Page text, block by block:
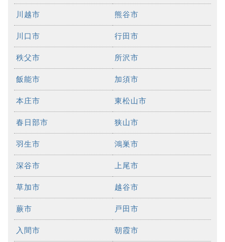
川越市 熊谷市
川口市 行田市
秩父市 所沢市
飯能市 加須市
本庄市 東松山市
春日部市 狭山市
羽生市 鴻巣市
深谷市 上尾市
草加市 越谷市
蕨市 戸田市
入間市 朝霞市